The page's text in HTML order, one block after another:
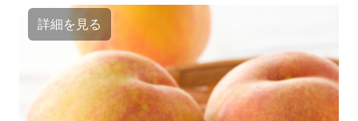
詳細を見る